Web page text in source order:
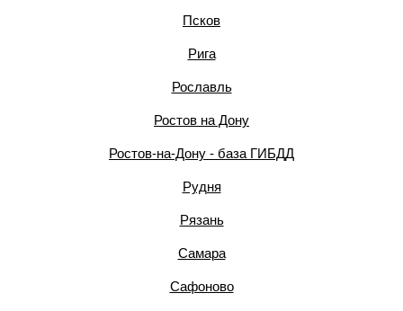
Псков
Рига
Рославль
Ростов на Дону
Ростов-на-Дону - база ГИБДД
Рудня
Рязань
Самара
Сафоново